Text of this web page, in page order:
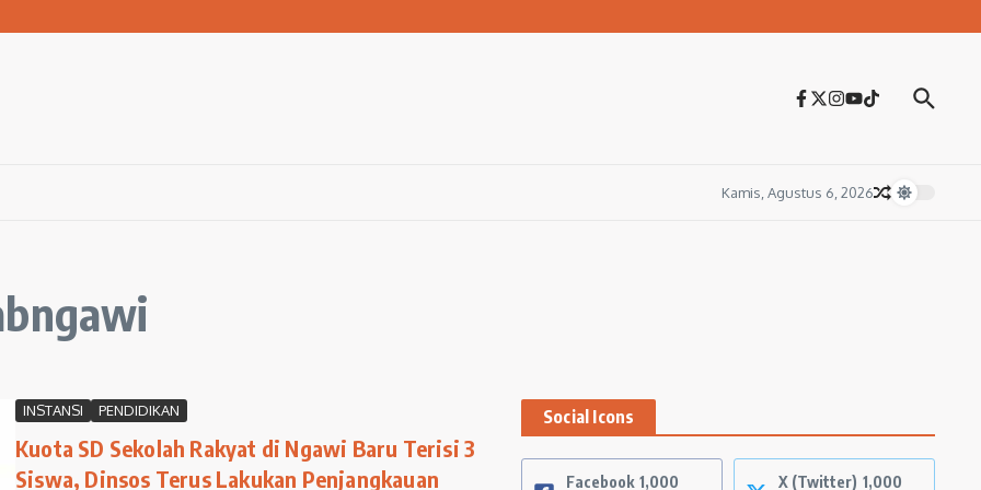
Ngawi Gelar Seminar Golden Parenting
Kamis, Agustus 6, 2026
INSTANSI PENDIDIKAN
Kuota SD Sekolah Rakyat di Ngawi Baru Terisi 3
Siswa, Dinsos Terus Lakukan Penjangkauan
Social Icons
Facebook 1,000
X (Twitter) 1,000